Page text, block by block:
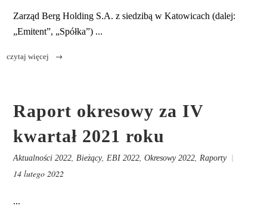
Zarząd Berg Holding S.A. z siedzibą w Katowicach (dalej:
„Emitent”, „Spółka”) ...
Raport okresowy za IV
kwartał 2021 roku
Aktualności 2022 Bieżący, EBI 2022 ,Okresowy 2022 Raporty
14 lutego 2022
...